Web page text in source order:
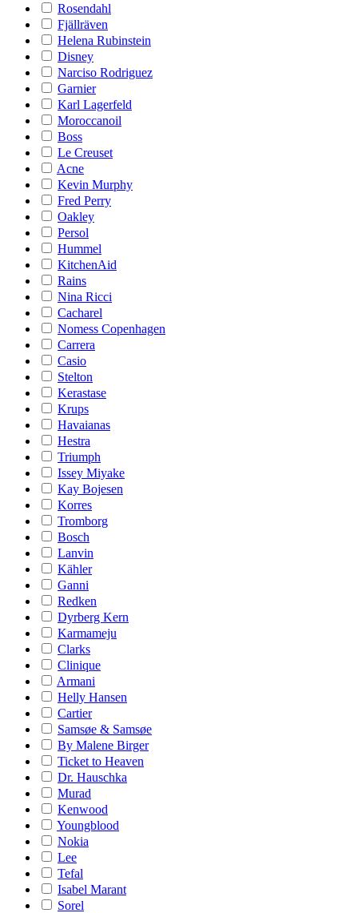
Rosendahl
Fjällräven
Helena Rubinstein
Disney
Narciso Rodriguez
Garnier
Karl Lagerfeld
Moroccanoil
Boss
Le Creuset
Acne
Kevin Murphy
Fred Perry
Oakley
Persol
Hummel
KitchenAid
Rains
Nina Ricci
Cacharel
Nomess Copenhagen
Carrera
Casio
Stelton
Kerastase
Krups
Havaianas
Hestra
Triumph
Issey Miyake
Kay Bojesen
Korres
Tromborg
Bosch
Lanvin
Kähler
Ganni
Redken
Dyrberg Kern
Karmameju
Clarks
Clinique
Armani
Helly Hansen
Cartier
Samsøe & Samsøe
By Malene Birger
Ticket to Heaven
Dr. Hauschka
Murad
Kenwood
Youngblood
Nokia
Lee
Tefal
Isabel Marant
Sorel